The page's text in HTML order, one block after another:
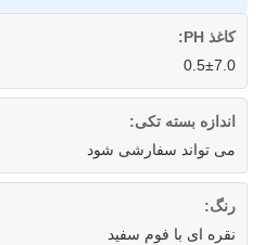
کاغذ PH:
0.5±7.0
اندازه بسته تکی:
می تواند سفارشی شود
رنگ:
نقره ای با فوم سفید